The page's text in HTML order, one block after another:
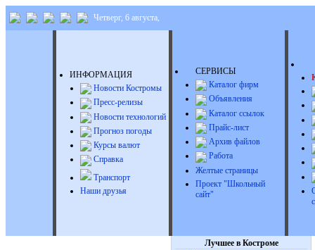
Четверг, 6 августа,
ИНФОРМАЦИЯ
Новости Костромы
Пресс-релизы
Новости технологий
Прогноз погоды
Курсы валют
Справка
Транспорт
Наши друзья
СЕРВИСЫ
Каталог фирм
Объявления
Каталог ссылок
Прайс-лист
Архив файлов
Работа
Желтые страницы
Проект "Школьный
сайт"
Лучшее в Костроме